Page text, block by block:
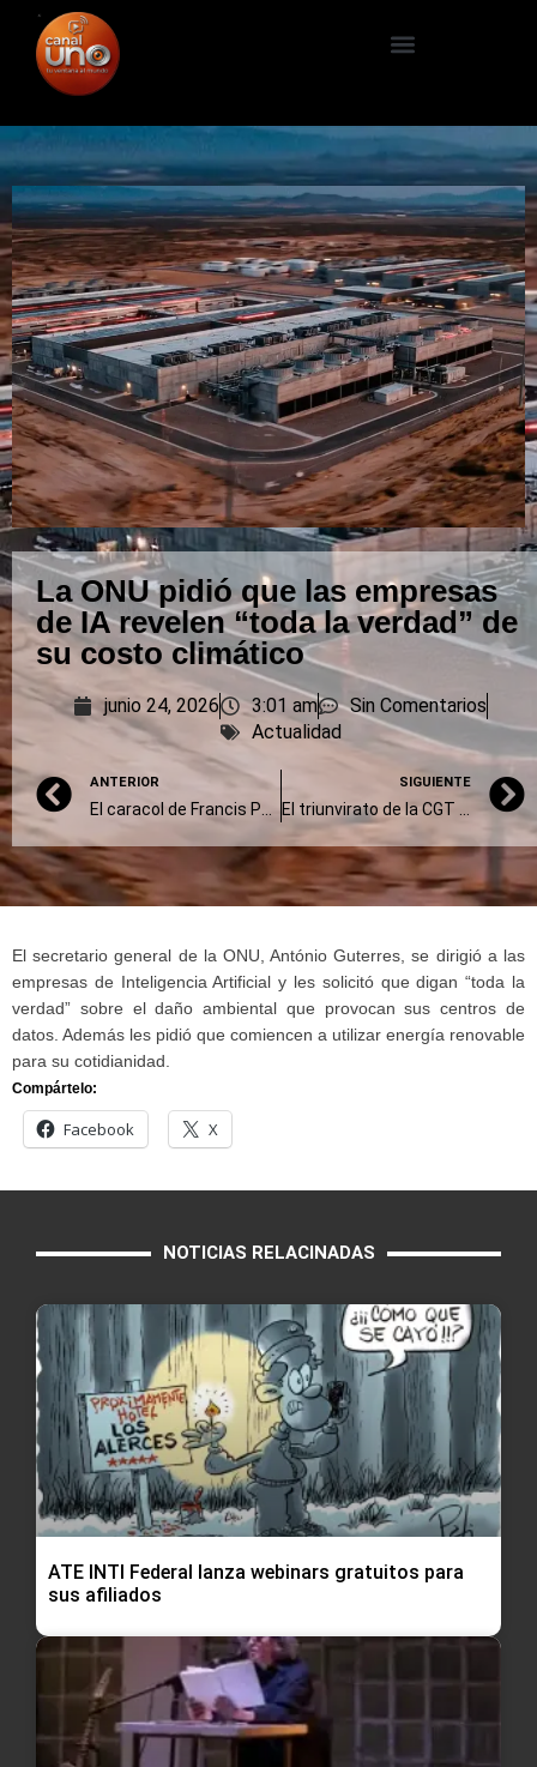
La ONU pidió que las empresas
de IA revelen “toda la verdad” de
su costo climático
junio 24, 2026 3:01 am
Sin Comentarios
Actualidad
ANTERIOR
El caracol de Francis Ponge
SIGUIENTE
El triunvirato de la CGT evalúa medidas mientras los gremios duros piden un paro de 36 horas
El secretario general de la ONU, António Guterres, se dirigió a las
empresas de Inteligencia Artificial y les solicitó que digan “toda la
verdad” sobre el daño ambiental que provocan sus centros de
datos. Además les pidió que comiencen a utilizar energía renovable
para su cotidianidad.
Compártelo:
Facebook X
NOTICIAS RELACINADAS
ATE INTI Federal lanza webinars gratuitos para
sus afiliados